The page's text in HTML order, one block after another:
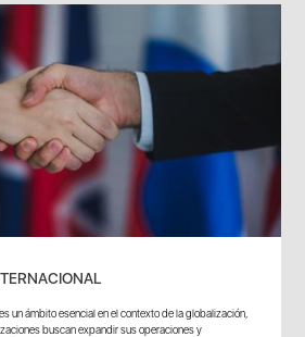
un ámbito esencial en el contexto de la globalización,
buscan expandir sus operaciones y